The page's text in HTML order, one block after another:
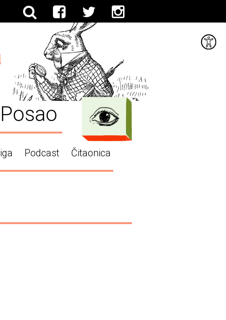
Posao
Podcast Čitaonica